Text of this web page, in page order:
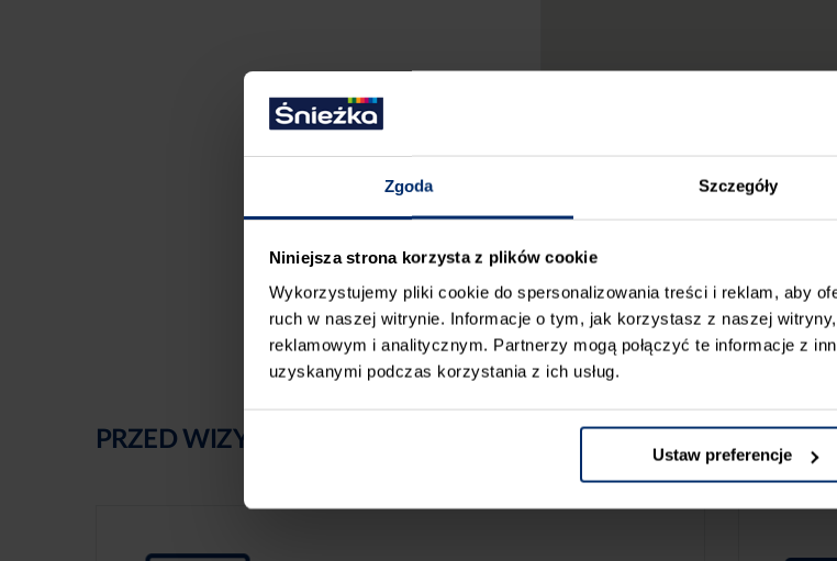
Zgoda Szczegóły
Niniejsza strona korzysta z plików cookie
Wykorzystujemy pliki cookie do spersonalizowania treści i reklam, aby
ruch w naszej witrynie. Informacje o tym, jak korzystasz z naszej
reklamowym i analitycznym. Partnerzy mogą połączyć te informacje z
uzyskanymi podczas korzystania z ich usług.
Ustaw preferencje
PRZED WIZYTĄ W SKLEPIE POLECAMY: